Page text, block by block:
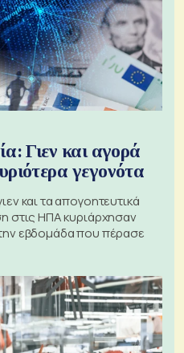
Γιεν και αγορά
γεγονότα
και τα απογοητευτικά
στις ΗΠΑ κυριάρχησαν
εβδομάδα που πέρασε